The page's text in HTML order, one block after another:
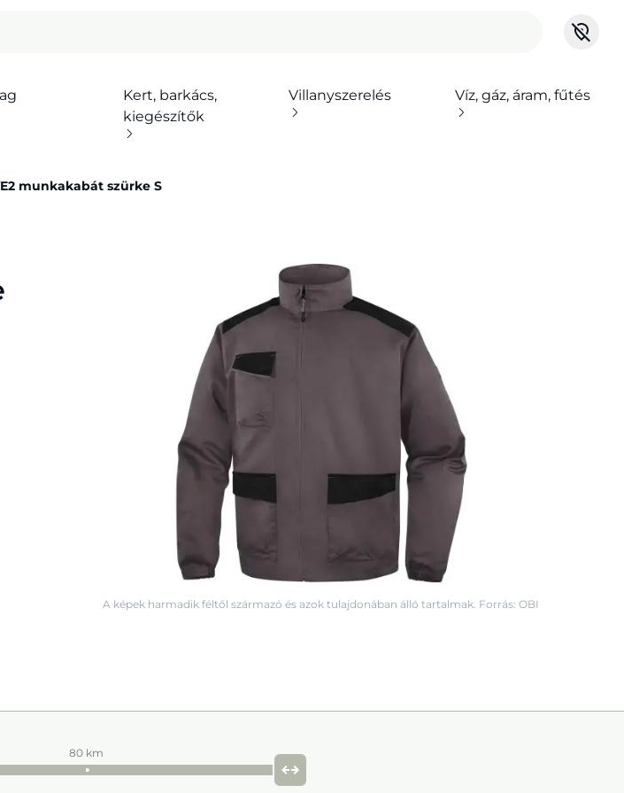
Kert, barkács,
kiegészítők
Villanyszerelés Víz, gáz, áram, fűtés
munkakabát szürke S
A képek harmadik féltől származó és azok tulajdonában álló tartalmak. Forrás: OBI
80 km